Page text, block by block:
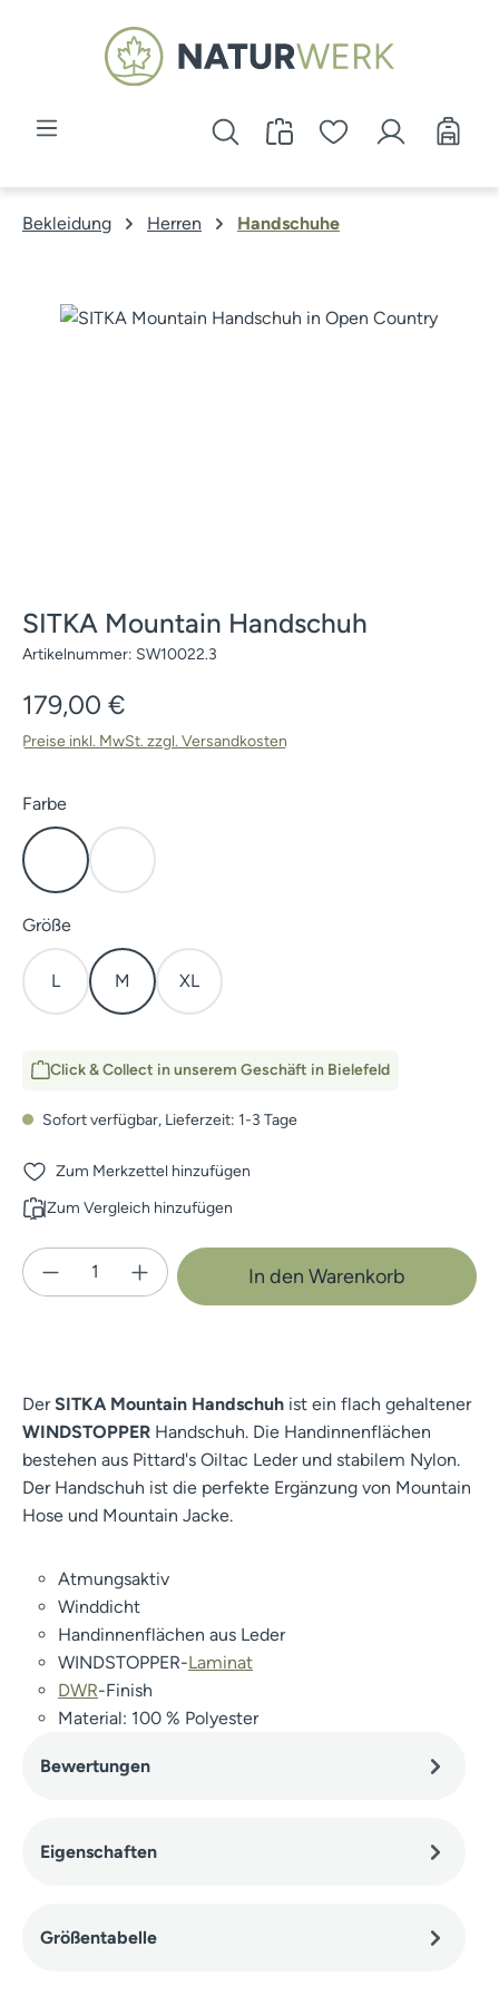
Zum Hauptinhalt springen
Bekleidung Herren Handschuhe
Bildergalerie überspringen
SITKA Mountain Handschuh
Artikelnummer: SW10022.3
Regulärer Preis:
179,00 €
Preise inkl. MwSt. zzgl. Versandkosten
Farbeauswählen
Open CountrySubalpine
Größeauswählen
L M XL
Click & Collect in unserem Geschäft in Bielefeld
Sofort verfügbar, Lieferzeit: 1-3 Tage
Zum Merkzettel hinzufügen
Zum Vergleich hinzufügen
Produkt Anzahl: Gib den gewünschten
In den Warenkorb
DerSITKA Mountain Handschuh ist ein flach gehaltener
WINDSTOPPER Handschuh. Die Handinnenflächen
bestehen aus Pittard's Oiltac Leder und stabilem Nylon.
Der Handschuh ist die perfekte Ergänzung von Mountain
Hose und Mountain Jacke.
Atmungsaktiv
Winddicht
Handinnenflächen aus Leder
WINDSTOPPER-Laminat
DWR-Finish
Material: 100 % Polyester
Bewertungen
Eigenschaften
Größentabelle